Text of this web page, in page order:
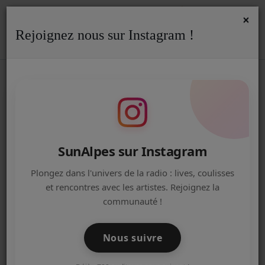
ACTUALITÉS DE LA RADIO
EQUIPE
ARTISTES
NOS PARTENAIRES
×
Rejoignez nous sur Instagram !
SunAlpes sur Instagram
Plongez dans l'univers de la radio : lives, coulisses
et rencontres avec les artistes. Rejoignez la
communauté !
Nous suivre